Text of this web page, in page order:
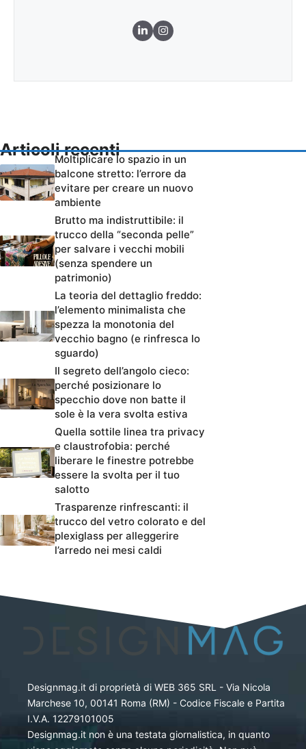
Articoli recenti
Moltiplicare lo spazio in un
balcone stretto: l’errore da
evitare per creare un nuovo
ambiente
Brutto ma indistruttibile: il
trucco della “seconda pelle”
per salvare i vecchi mobili
(senza spendere un
patrimonio)
La teoria del dettaglio freddo:
l’elemento minimalista che
spezza la monotonia del
vecchio bagno (e rinfresca lo
sguardo)
Il segreto dell’angolo cieco:
perché posizionare lo
specchio dove non batte il
sole è la vera svolta estiva
Quella sottile linea tra privacy
e claustrofobia: perché
liberare le finestre potrebbe
essere la svolta per il tuo
salotto
Trasparenze rinfrescanti: il
trucco del vetro colorato e del
plexiglass per alleggerire
l’arredo nei mesi caldi
Designmag.it di proprietà di WEB 365 SRL - Via Nicola
Marchese 10, 00141 Roma (RM) - Codice Fiscale e Partita
I.V.A. 12279101005
Designmag.it non è una testata giornalistica, in quanto